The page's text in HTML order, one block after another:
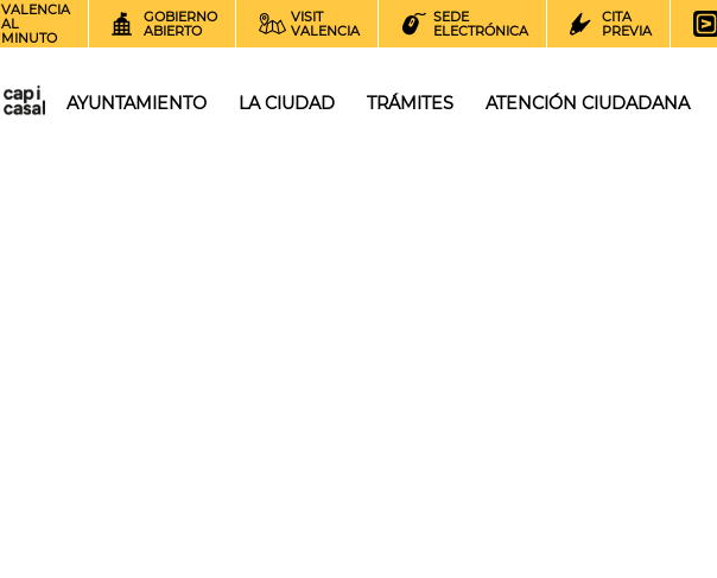
VALENCIA
AL
MINUTO
GOBIERNO
ABIERTO
VISIT
VALENCIA
SEDE
ELECTRÓNICA
CITA
PREVIA
AYUNTAMIENTO LA CIUDAD TRÁMITES ATENCIÓN CIUDADANA